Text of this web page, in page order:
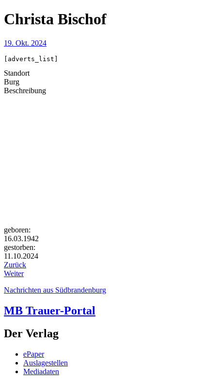
Christa Bischof
19. Okt. 2024
[adverts_list]
Standort
Burg
Beschreibung
geboren:
16.03.1942
gestorben:
11.10.2024
Zurück
Weiter
Nachrichten aus Südbrandenburg
MB Trauer-Portal
Der Verlag
ePaper
Auslagestellen
Mediadaten